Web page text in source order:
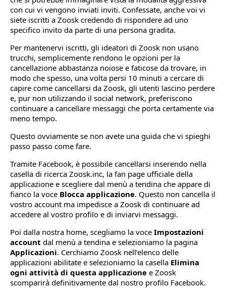
con cui vi vengono inviati inviti. Confessate, anche voi vi
siete iscritti a Zoosk credendo di rispondere ad uno
specifico invito da parte di una persona gradita.
Per mantenervi iscritti, gli ideatori di Zoosk non usano
trucchi, semplicemente rendono le opzioni per la
cancellazione abbastanza noiose e faticose da trovare, in
modo che spesso, una volta persi 10 minuti a cercare di
capire come cancellarsi da Zoosk, gli utenti lascino perdere
e, pur non utilizzando il social network, preferiscono
continuare a cancellare messaggi che porta certamente via
meno tempo.
Questo ovviamente se non avete una guida che vi spieghi
passo passo come fare.
Tramite Facebook, è possibile cancellarsi inserendo nella
casella di ricerca Zoosk.inc, la fan page ufficiale della
applicazione e scegliere dal menù a tendina che appare di
fianco la voce Blocca applicazione. Questo non cancella il
vostro account ma impedisce a Zoosk di continuare ad
accedere al vostro profilo e di inviarvi messaggi.
Poi dalla nostra home, scegliamo la voce Impostazioni
account dal menù a tendina e selezioniamo la pagina
Applicazioni. Cerchiamo Zoosk nell’elenco delle
applicazioni abilitate e selezioniamo la casella Elimina
ogni attività di questa applicazione e Zoosk
scomparirà definitivamente dal nostro profilo Facebook.